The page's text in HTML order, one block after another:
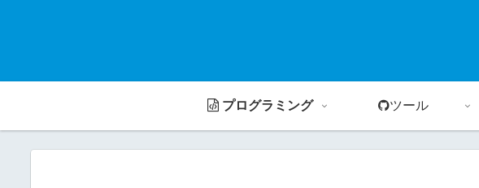
プログラミング ツール